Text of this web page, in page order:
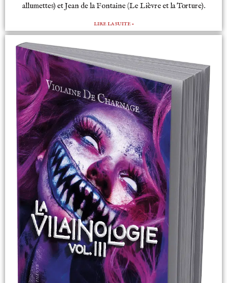
allumettes) et Jean de la Fontaine (Le Lièvre et la Torture).
LIRE LA SUITE »